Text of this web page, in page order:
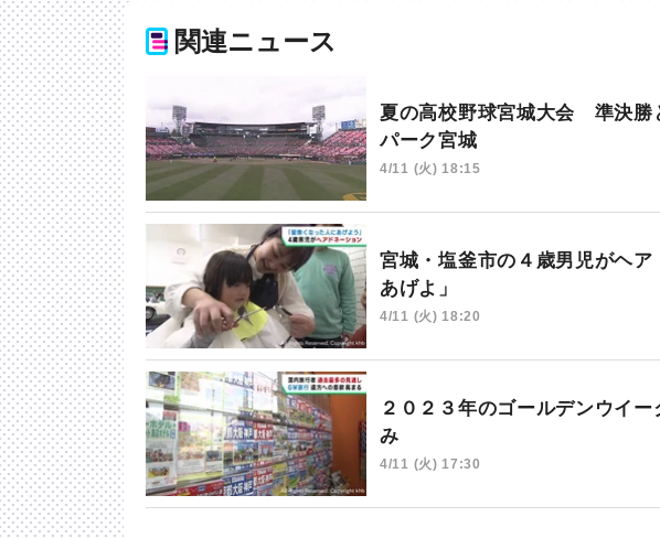
関連ニュース
夏の高校野球宮城大会 準決勝
パーク宮城
4/11 (火) 18:15
宮城・塩釜市の４歳男児がヘ
あげよ」
4/11 (火) 18:20
２０２３年のゴールデンウイ
み
4/11 (火) 17:30